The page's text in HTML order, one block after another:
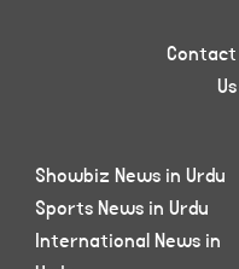
Contact
Us
Showbiz News in Urdu
Sports News in Urdu
International News in